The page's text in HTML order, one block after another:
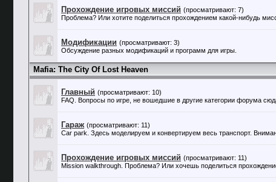
Прохождение игровых миссий (просматривают: 7)
Проблема? Или хотите поделиться прохождением какой-нибудь
Модификации (просматривают: 3)
Обсуждение разных модификаций и программ для игры.
Mafia: The City Of Lost Heaven
Главный (просматривают: 10)
FAQ. Вопросы по игре, не вошедшие в другие категории форума
Гараж (просматривают: 11)
Car park. Здесь моделируем и конвертируем весь транспорт.
Прохождение игровых миссий (просматривают: 11)
Mission walkthrough. Проблема? Или хочешь поделиться